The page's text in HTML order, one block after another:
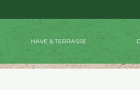
HAVE & TERRASSE